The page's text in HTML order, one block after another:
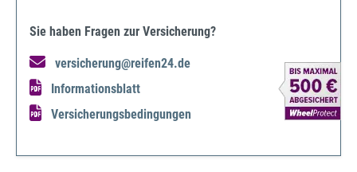
Sie haben Fragen zur Versicherung?
versicherung@reifen24.de
Informationsblatt
Versicherungsbedingungen